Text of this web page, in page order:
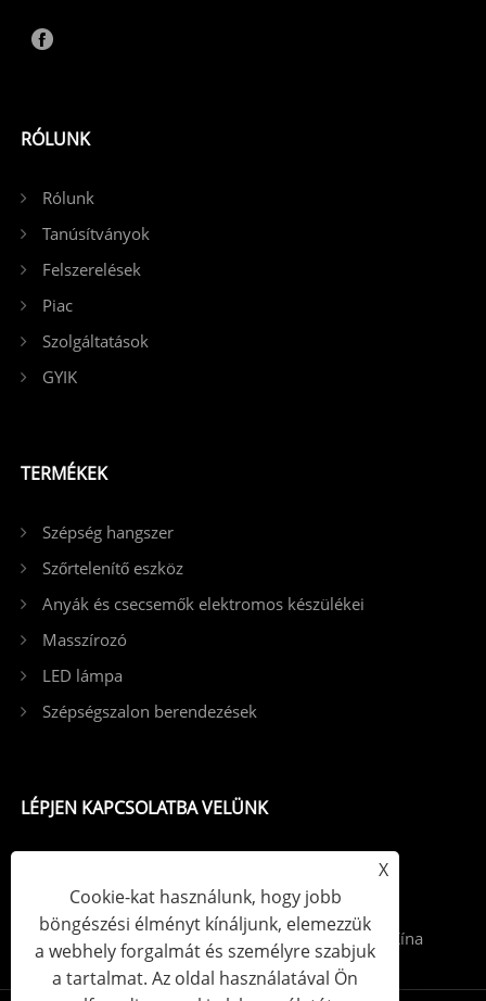
RÓLUNK
Rólunk
Tanúsítványok
Felszerelések
Piac
Szolgáltatások
GYIK
TERMÉKEK
Szépség hangszer
Szőrtelenítő eszköz
Anyák és csecsemők elektromos készülékei
Masszírozó
LED lámpa
Szépségszalon berendezések
LÉPJEN KAPCSOLATBA VELÜNK
Email: sales@szjybeauty.com
Add: Fuyong Street, Bao'an District, Shenzhen, Kína
X
Cookie-kat használunk, hogy jobb
böngészési élményt kínáljunk, elemezzük
a webhely forgalmát és személyre szabjuk
a tartalmat. Az oldal használatával Ön